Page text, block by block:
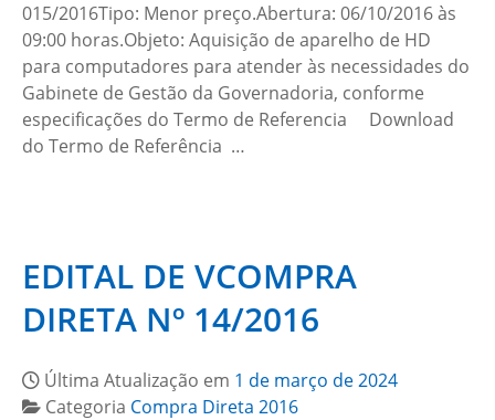
015/2016Tipo: Menor preço.Abertura: 06/10/2016 às
09:00 horas.Objeto: Aquisição de aparelho de HD
para computadores para atender às necessidades do
Gabinete de Gestão da Governadoria, conforme
especificações do Termo de Referencia Download
do Termo de Referência …
EDITAL DE VCOMPRA
DIRETA Nº 14/2016
Última Atualização em 1 de março de 2024
Categoria Compra Direta 2016